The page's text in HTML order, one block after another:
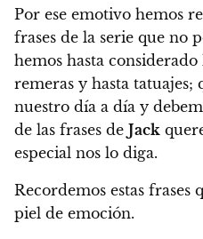
Por ese emotivo hemos
frases de la serie que no
hemos hasta
remeras y hasta tatuajes;
nuestro día a día y
de las frases de Jack
especial nos lo diga.
Recordemos estas frases
piel de emoción.